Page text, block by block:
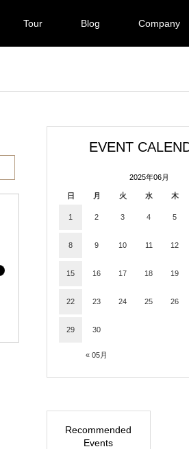
Tour Blog Company
EVENT
2025年06月
日 月 火 水 木
« 05月
1 2 3 4 5
8 9 10 11 12
15 16 17 18 19
22 23 24 25 26
29 30
Recommended
Events